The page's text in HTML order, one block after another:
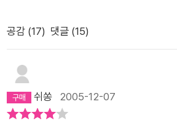
설픈 연극이 바로 그들에게는 '자유'였던
은 구속받지 않는다는 것이다. 우리는 시
구속, 관계의 구속, 도덕의 구속, 질서의
바구니에서 겨우 숨쉬며 살고 있는 것이
나섰던 지난 며칠간은 부끄럽고 무기력한
좋은 기회였다. 반신욕 하는 욕조 안에서
머릿속에 남아있었던 이유는 뭘까. 그의
았다는 말은 지금에서야 붙이는 포장일뿐,
하는 불문율에 의하여 억압된 감정을 말
연주로, 몸으로 표현하는 사내이다. ( 사실
장이다. 작가와 조르바 둘이 밤새 술마시
공감 (17) 댓글 (15)
쉬쏭 2005-12-07